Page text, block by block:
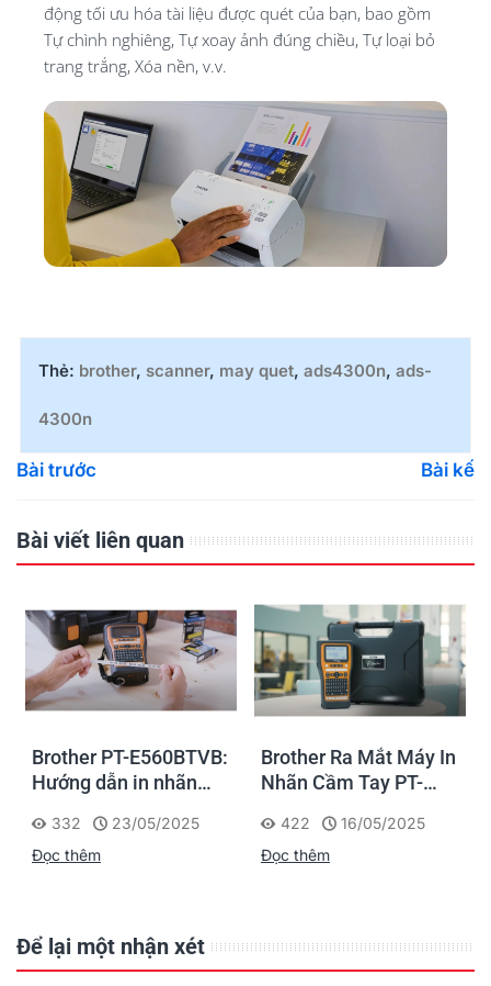
động tối ưu hóa tài liệu được quét của bạn, bao gồm
Tự chình nghiêng, Tự xoay ảnh đúng chiều, Tự loại bỏ
trang trắng, Xóa nền, v.v.
Thẻ: brother, scanner, may quet, ads4300n, ads-
4300n
Bài trước Bài kế
Bài viết liên quan
Brother PT-E560BTVB:
Hướng dẫn in nhãn
Điện - Mạng dễ dàng
332
23/05/2025
Đọc thêm
Brother Ra Mắt Máy In
Nhãn Cầm Tay PT-
E560BTVP Mới
422
16/05/2025
Đọc thêm
Để lại một nhận xét